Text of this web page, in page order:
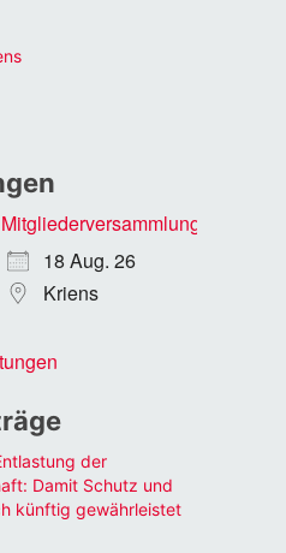
Mitgliederversammlung
18 Aug. 26
Kriens
der
Damit Schutz und
künftig gewährleistet